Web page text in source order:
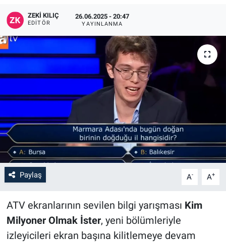
ZEKI KILIÇ
EDITÖR
26.06.2025 - 20:47
YAYINLANMA
Paylaş A- A+
ATV ekranlarının sevilen bilgi yarışması Kim
Milyoner Olmak İster, yeni bölümleriyle
izleyicileri ekran başına kilitlemeye devam